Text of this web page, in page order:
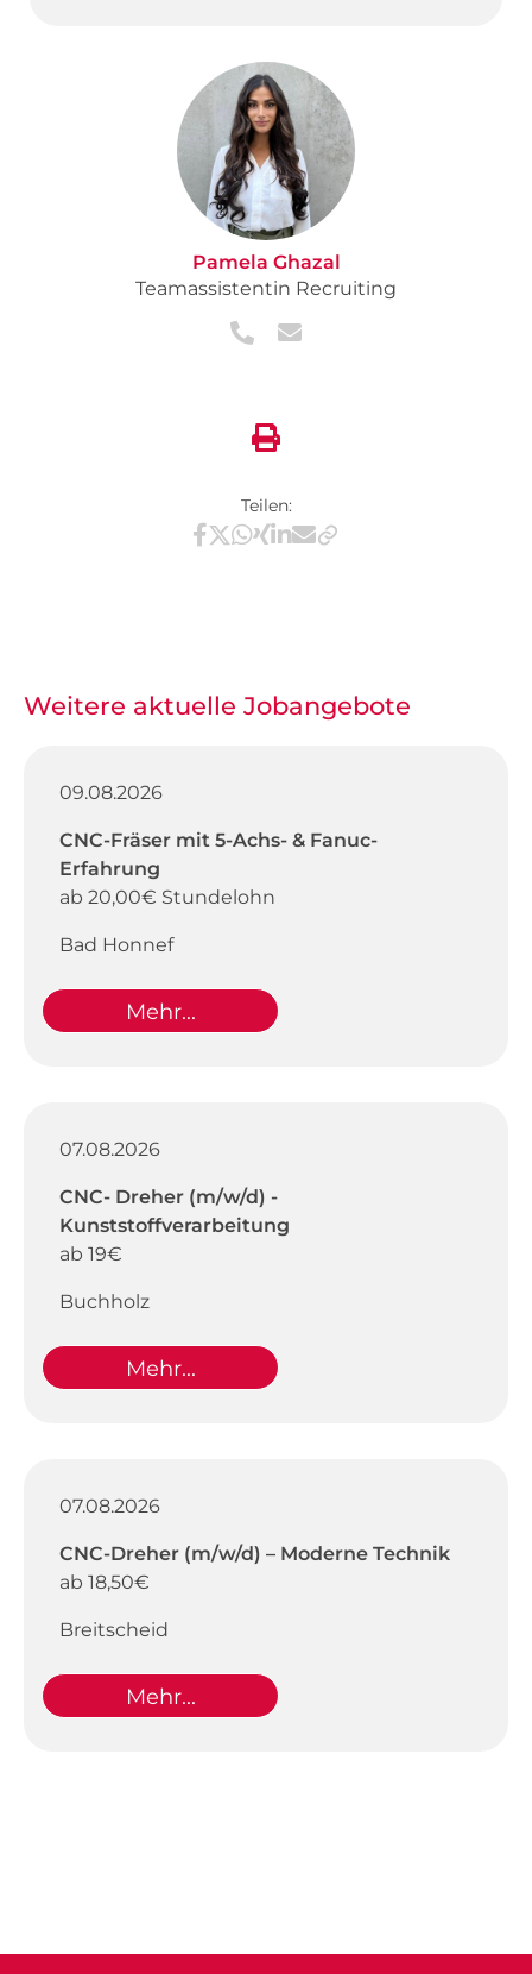
Pamela Ghazal
Teamassistentin Recruiting
Teilen:
Teilen via Facebook
Teilen via X / Twitter
Teilen via WhatsApp
Teilen via Xing
Teilen via LinkedIn
Teilen via E-Mail
Weitere aktuelle Jobangebote
09.08.2026
CNC-Fräser mit 5-Achs- & Fanuc-
Erfahrung
ab 20,00€ Stundelohn
Bad Honnef
Mehr...
07.08.2026
CNC- Dreher (m/w/d) -
Kunststoffverarbeitung
ab 19€
Buchholz
Mehr...
07.08.2026
CNC-Dreher (m/w/d) – Moderne Technik
ab 18,50€
Breitscheid
Mehr...